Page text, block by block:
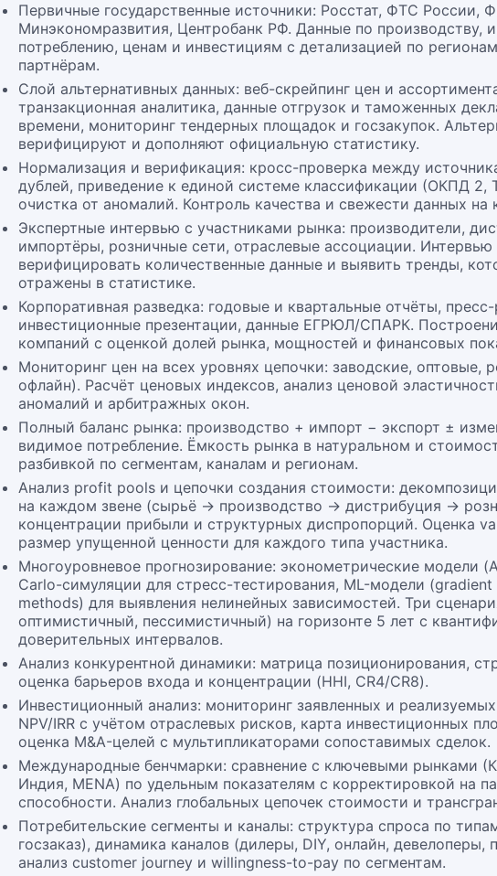
Первичные государственные источники: Росстат, ФТС России,
Минэкономразвития, Центробанк РФ. Данные по производству,
потреблению, ценам и инвестициям с детализацией по
партнёрам.
Слой альтернативных данных: веб-скрейпинг цен и
транзакционная аналитика, данные отгрузок и таможенных
времени, мониторинг тендерных площадок и госзакупок.
верифицируют и дополняют официальную статистику.
Нормализация и верификация: кросс-проверка между
дублей, приведение к единой системе классификации (ОКПД
очистка от аномалий. Контроль качества и свежести данных на
Экспертные интервью с участниками рынка: производители,
импортёры, розничные сети, отраслевые ассоциации. Интервью
верифицировать количественные данные и выявить тренды,
отражены в статистике.
Корпоративная разведка: годовые и квартальные отчёты,
инвестиционные презентации, данные ЕГРЮЛ/СПАРК.
компаний с оценкой долей рынка, мощностей и финансовых
Мониторинг цен на всех уровнях цепочки: заводские, оптовые,
офлайн). Расчёт ценовых индексов, анализ ценовой
аномалий и арбитражных окон.
Полный баланс рынка: производство + импорт − экспорт ±
видимое потребление. Ёмкость рынка в натуральном и
разбивкой по сегментам, каналам и регионам.
Анализ profit pools и цепочки создания стоимости:
на каждом звене (сырьё → производство → дистрибуция →
концентрации прибыли и структурных диспропорций. Оценка
размер упущенной ценности для каждого типа участника.
Многоуровневое прогнозирование: эконометрические модели
Carlo-симуляции для стресс-тестирования, ML-модели
methods) для выявления нелинейных зависимостей. Три
оптимистичный, пессимистичный) на горизонте 5 лет с
доверительных интервалов.
Анализ конкурентной динамики: матрица позиционирования,
оценка барьеров входа и концентрации (HHI, CR4/CR8).
Инвестиционный анализ: мониторинг заявленных и
NPV/IRR с учётом отраслевых рисков, карта инвестиционных
оценка M&A-целей с мультипликаторами сопоставимых сделок.
Международные бенчмарки: сравнение с ключевыми рынками
Индия, MENA) по удельным показателям с корректировкой на
способности. Анализ глобальных цепочек стоимости и
Потребительские сегменты и каналы: структура спроса по
госзаказ), динамика каналов (дилеры, DIY, онлайн, девелоперы,
анализ customer journey и willingness-to-pay по сегментам.